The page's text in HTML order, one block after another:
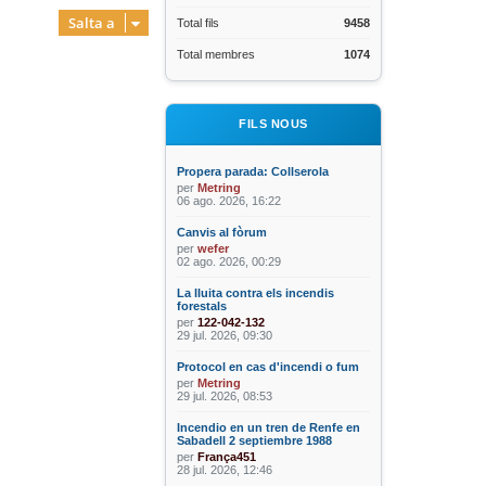
Salta a Total fils 9458
Total membres 1074
FILS NOUS
Propera parada: Collserola
per Metring
06 ago. 2026, 16:22
Canvis al fòrum
per wefer
02 ago. 2026, 00:29
La lluita contra els incendis
forestals
per 122-042-132
29 jul. 2026, 09:30
Protocol en cas d'incendi o fum
per Metring
29 jul. 2026, 08:53
Incendio en un tren de Renfe en
Sabadell 2 septiembre 1988
per França451
28 jul. 2026, 12:46